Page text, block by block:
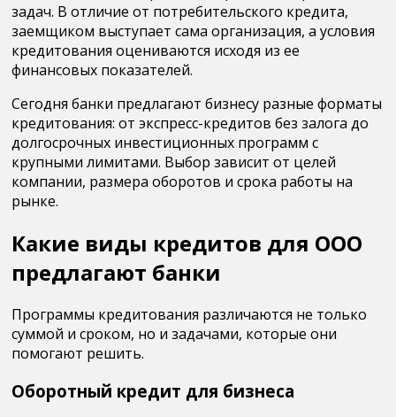
задач. В отличие от потребительского кредита,
заемщиком выступает сама организация, а условия
кредитования оцениваются исходя из ее
финансовых показателей.
Сегодня банки предлагают бизнесу разные форматы
кредитования: от экспресс-кредитов без залога до
долгосрочных инвестиционных программ с
крупными лимитами. Выбор зависит от целей
компании, размера оборотов и срока работы на
рынке.
Какие виды кредитов для ООО
предлагают банки
Программы кредитования различаются не только
суммой и сроком, но и задачами, которые они
помогают решить.
Оборотный кредит для бизнеса